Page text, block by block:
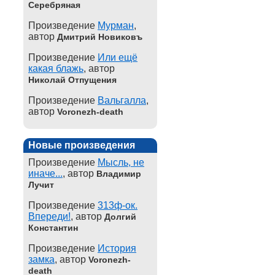
Серебряная
Произведение Мурман,
автор Дмитрий Новиковъ
Произведение Или ещё
какая блажь, автор
Николай Отпущения
Произведение Вальгалла,
автор Voronezh-death
Новые произведения
Произведение Мысль, не
иначе..., автор Владимир
Лучит
Произведение 313ф-ок.
Впереди!, автор Долгий
Константин
Произведение История
замка, автор Voronezh-
death